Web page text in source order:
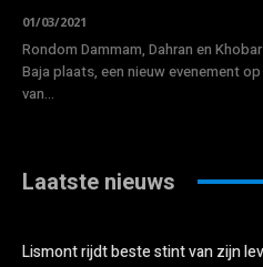
01/03/2021
Rondom Dammam, Dahran en
Baja plaats, een nieuw evenement
van...
Laatste nieuws
Lismont rijdt beste stint van zijn